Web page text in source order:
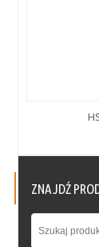
ZNAJDŹ